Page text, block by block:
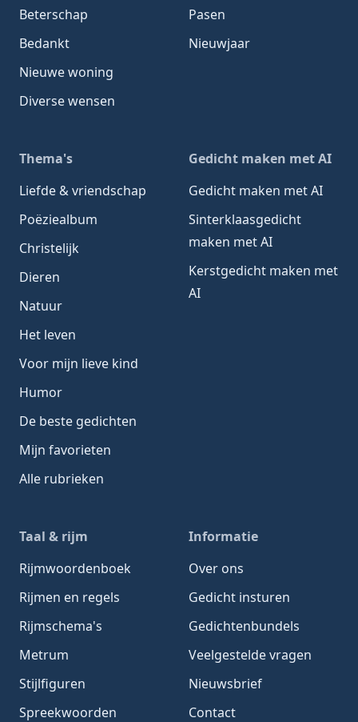
Beterschap
Bedankt
Nieuwe woning
Diverse wensen
Pasen
Nieuwjaar
Thema's
Liefde & vriendschap
Poëziealbum
Christelijk
Dieren
Natuur
Het leven
Voor mijn lieve kind
Humor
De beste gedichten
Mijn favorieten
Alle rubrieken
Gedicht maken met AI
Gedicht maken met AI
Sinterklaasgedicht
maken met AI
Kerstgedicht maken met
AI
Taal & rijm
Rijmwoordenboek
Rijmen en regels
Rijmschema's
Metrum
Stijlfiguren
Spreekwoorden
Informatie
Over ons
Gedicht insturen
Gedichtenbundels
Veelgestelde vragen
Nieuwsbrief
Contact